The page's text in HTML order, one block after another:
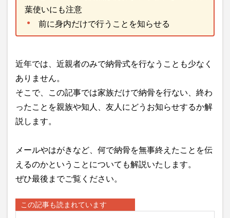
葉使いにも注意
前に身内だけで行うことを知らせる
近年では、近親者のみで納骨式を行なうことも少なく
ありません。
そこで、この記事では家族だけで納骨を行ない、終わ
ったことを親族や知人、友人にどうお知らせするか解
説します。
メールやはがきなど、何で納骨を無事終えたことを伝
えるのかということについても解説いたします。
ぜひ最後までご覧ください。
この記事も読まれています